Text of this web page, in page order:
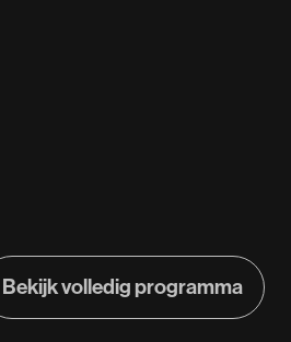
Bekijk volledig programma
Bekijk volledig programma